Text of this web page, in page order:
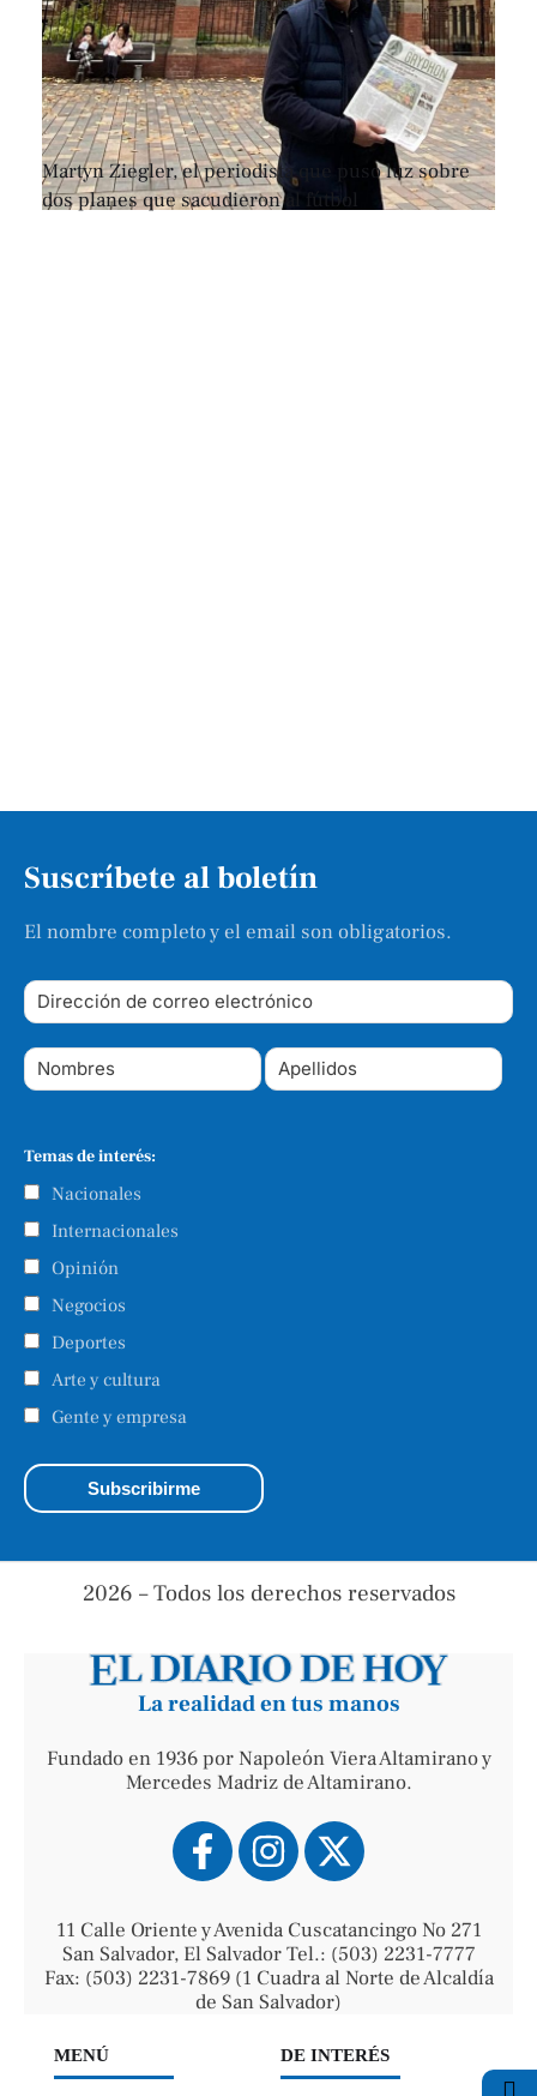
Martyn Ziegler, el periodista que puso luz sobre
dos planes que sacudieron al fútbol
Suscríbete al boletín
El nombre completo y el email son obligatorios.
Temas de interés:
Nacionales
Internacionales
Opinión
Negocios
Deportes
Arte y cultura
Gente y empresa
2026 – Todos los derechos reservados
La realidad en tus manos
Fundado en 1936 por Napoleón Viera Altamirano y
Mercedes Madriz de Altamirano.
11 Calle Oriente y Avenida Cuscatancingo No 271
San Salvador, El Salvador Tel.: (503) 2231-7777
Fax: (503) 2231-7869 (1 Cuadra al Norte de Alcaldía
de San Salvador)
MENÚ DE INTERÉS